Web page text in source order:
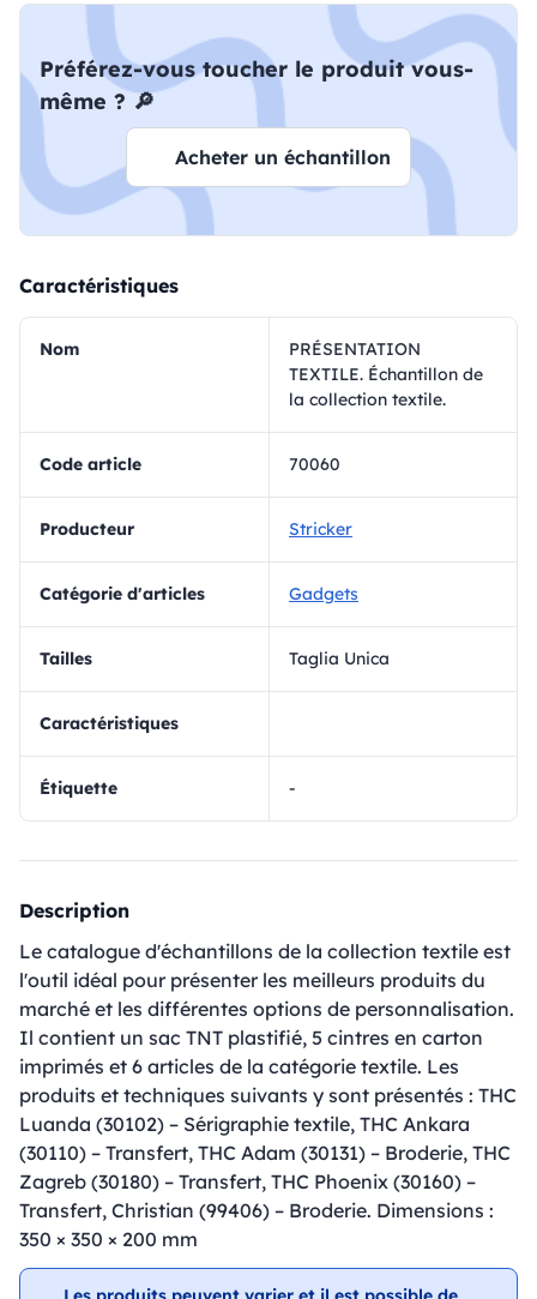
Préférez-vous toucher le produit vous-
même ? 🔎
Acheter un échantillon
Caractéristiques
Nom
PRÉSENTATION
TEXTILE. Échantillon de
la collection textile.
Code article 70060
Producteur Stricker
Catégorie d'articles Gadgets
Tailles Taglia Unica
Caractéristiques
Étiquette -
Description
Le catalogue d'échantillons de la collection textile est
l'outil idéal pour présenter les meilleurs produits du
marché et les différentes options de personnalisation.
Il contient un sac TNT plastifié, 5 cintres en carton
imprimés et 6 articles de la catégorie textile. Les
produits et techniques suivants y sont présentés : THC
Luanda (30102) – Sérigraphie textile, THC Ankara
(30110) – Transfert, THC Adam (30131) – Broderie, THC
Zagreb (30180) – Transfert, THC Phoenix (30160) –
Transfert, Christian (99406) – Broderie. Dimensions :
350 × 350 × 200 mm